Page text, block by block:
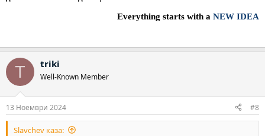
Everything starts with a NEW IDEA
T triki
Well-Known Member
13 Ноември 2024 #8
Slavchev каза: